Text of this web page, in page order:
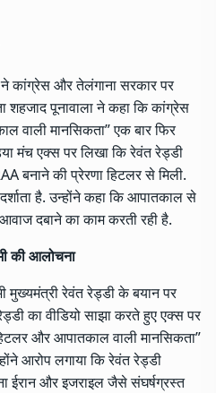
कांग्रेस और तेलंगाना सरकार पर
शहजाद पूनावाला ने कहा कि कांग्रेस
वाली मानसिकता” एक बार फिर
मंच एक्स पर लिखा कि रेवंत रेड्डी
बनाने की प्रेरणा हिटलर से मिली.
है. उन्होंने कहा कि आपातकाल से
दबाने का काम करती रही है.
की आलोचना
मुख्यमंत्री रेवंत रेड्डी के बयान पर
का वीडियो साझा करते हुए एक्स पर
और आपातकाल वाली मानसिकता”
आरोप लगाया कि रेवंत रेड्डी
ईरान और इजराइल जैसे संघर्षग्रस्त